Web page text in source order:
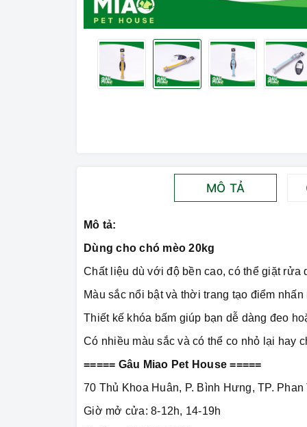
MÔ TẢ
Mô tả:
Dùng cho chó mèo 20kg
Chất liệu dù với độ bền cao, có thể giặt
Màu sắc nổi bật và thời trang tạo điểm
Thiết kế khóa bấm giúp bạn dễ dàng đeo
Có nhiều màu sắc và có thể co nhỏ lại hay
===== Gâu Miao Pet House =====
70 Thủ Khoa Huân, P. Bình Hưng, TP.
Giờ mở cửa: 8-12h, 14-19h